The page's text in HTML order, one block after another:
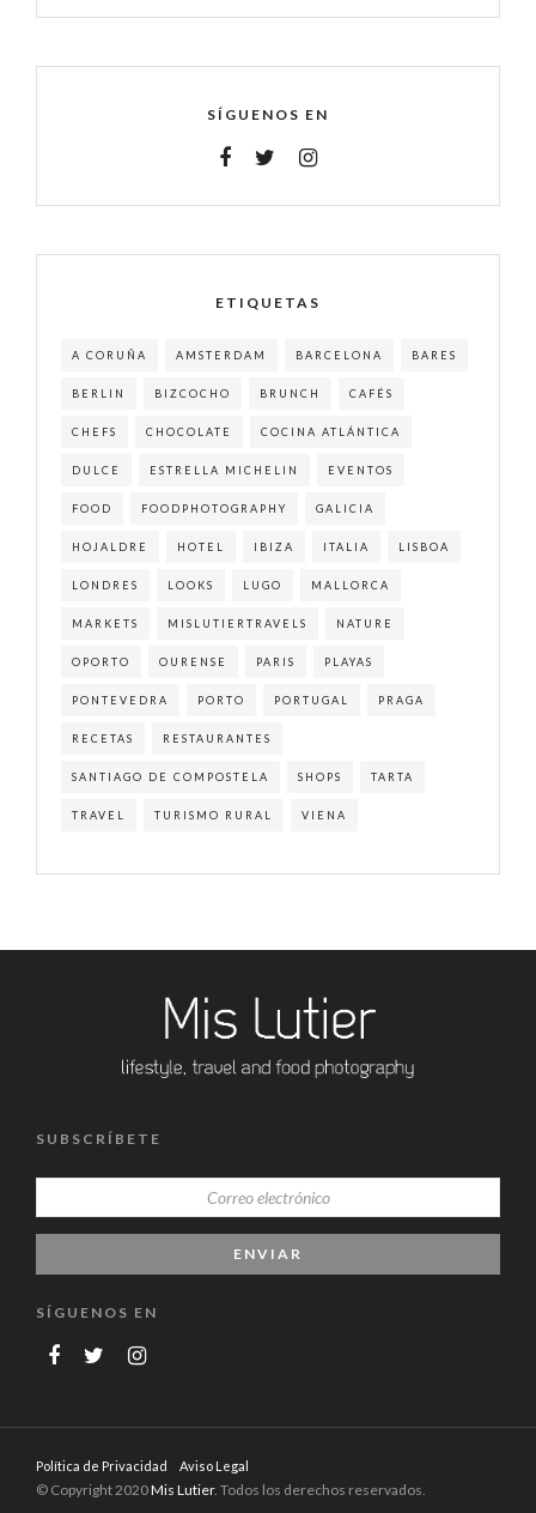
SÍGUENOS EN
ETIQUETAS
A CORUÑA AMSTERDAM BARCELONA BARES
BERLIN BIZCOCHO BRUNCH CAFÉS
CHEFS CHOCOLATE COCINA ATLÁNTICA
DULCE ESTRELLA MICHELIN EVENTOS
FOOD FOODPHOTOGRAPHY GALICIA
HOJALDRE HOTEL IBIZA ITALIA LISBOA
LONDRES LOOKS LUGO MALLORCA
MARKETS MISLUTIERTRAVELS NATURE
OPORTO OURENSE PARIS PLAYAS
PONTEVEDRA PORTO PORTUGAL PRAGA
RECETAS RESTAURANTES
SANTIAGO DE COMPOSTELA SHOPS TARTA
TRAVEL TURISMO RURAL VIENA
SUBSCRÍBETE
SÍGUENOS EN
Política de Privacidad Aviso Legal
© Copyright 2020Mis Lutier. Todos los derechos reservados.